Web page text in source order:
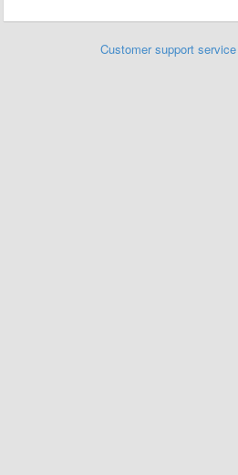
Customer support service